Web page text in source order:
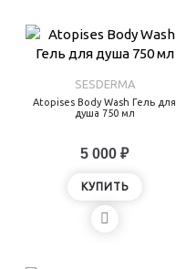
SESDERMA
Atopises Body Wash Гель для
душа 750 мл
5 000 ₽
КУПИТЬ